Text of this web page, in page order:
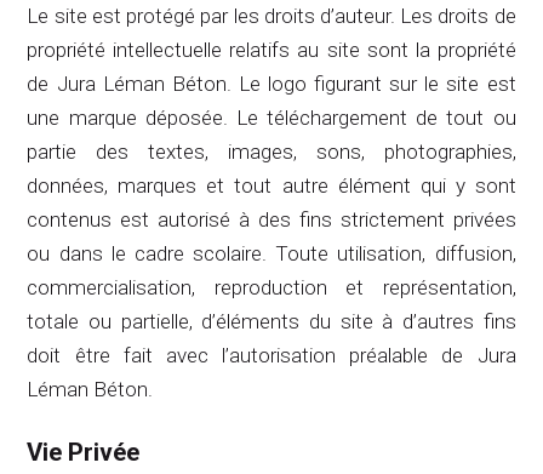
Le site est protégé par les droits d’auteur. Les droits de
propriété intellectuelle relatifs au site sont la propriété
de Jura Léman Béton. Le logo figurant sur le site est
une marque déposée. Le téléchargement de tout ou
partie des textes, images, sons, photographies,
données, marques et tout autre élément qui y sont
contenus est autorisé à des fins strictement privées
ou dans le cadre scolaire. Toute utilisation, diffusion,
commercialisation, reproduction et représentation,
totale ou partielle, d’éléments du site à d’autres fins
doit être fait avec l’autorisation préalable de Jura
Léman Béton.
Vie Privée